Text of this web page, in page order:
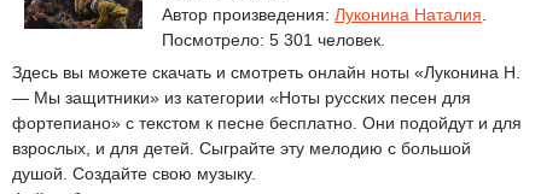
Автор произведения: Луконина Наталия
Посмотрело: 5 301 человек.
Здесь вы можете скачать и смотреть онлайн ноты «Луконина Н.
— Мы защитники» из категории «Ноты русских песен для
фортепиано» с текстом к песне бесплатно. Они подойдут и для
взрослых, и для детей. Сыграйте эту мелодию с большой
душой. Создайте свою музыку.